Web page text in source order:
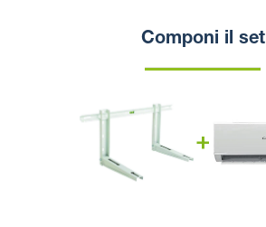
Componi il set
+